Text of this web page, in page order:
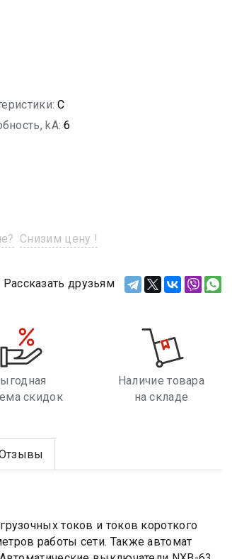
C
kA: 6
Снизим цену !
Рассказать друзьям
скидок
Наличие товара
на складе
токов и токов короткого
работы сети. Также автомат